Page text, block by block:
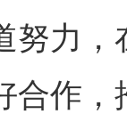
努力，
合作